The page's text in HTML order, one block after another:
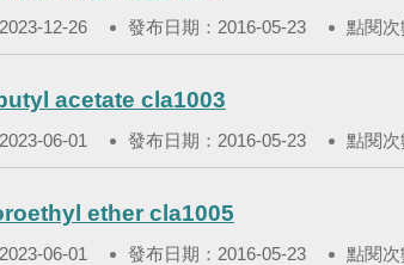
12-26 發布日期：2016-05-23 點閱次
acetate cla1003
06-01 發布日期：2016-05-23 點閱次
ether cla1005
06-01 發布日期：2016-05-23 點閱次